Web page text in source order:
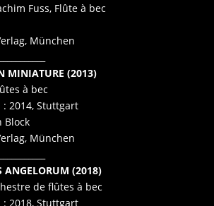
Fuss, Flûte à bec
München
MINIATURE (2013)
à bec
: 2014, Stuttgart
Block
München
ANGELORUM (2018)
de flûtes à bec
: 2018, Stuttgart